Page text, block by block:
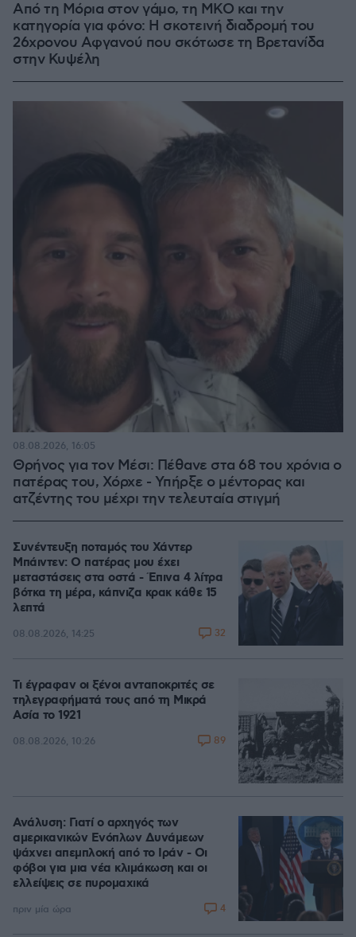
Από τη Μόρια στον γάμο, τη ΜΚΟ και την
κατηγορία για φόνο: Η σκοτεινή διαδρομή του
26χρονου Αφγανού που σκότωσε τη Βρετανίδα
στην Κυψέλη
Θρήνος για τον Μέσι: Πέθανε στα 68 του χρόνια ο
πατέρας του, Χόρχε - Υπήρξε ο μέντορας και
ατζέντης του μέχρι την τελευταία στιγμή
08.08.2026, 16:05
Συνέντευξη ποταμός του Χάντερ
Μπάιντεν: Ο πατέρας μου έχει
μεταστάσεις στα οστά - Έπινα 4 λίτρα
βότκα τη μέρα, κάπνιζα κρακ κάθε 15
λεπτά
08.08.2026, 14:25 32
Τι έγραφαν οι ξένοι ανταποκριτές σε
τηλεγραφήματά τους από τη Μικρά
Ασία το 1921
08.08.2026, 10:26 89
Ανάλυση: Γιατί ο αρχηγός των
αμερικανικών Ενόπλων Δυνάμεων
ψάχνει απεμπλοκή από το Ιράν - Οι
φόβοι για μια νέα κλιμάκωση και οι
ελλείψεις σε πυρομαχικά
πριν μία ώρα 4